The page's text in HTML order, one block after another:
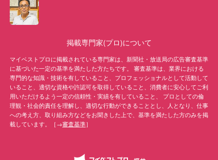
掲載専門家(プロ)について
マイベストプロに掲載されている専門家は、新聞社・放送局の広告審査基準
に基づいた一定の基準を満たした方たちです。 審査基準は、業界における
専門的な知識・技術を有していること、プロフェッショナルとして活動して
いること、適切な資格や許認可を取得していること、消費者に安心してご利
用いただけるよう一定の信頼性・実績を有していること、 プロとしての倫
理観・社会的責任を理解し、適切な行動ができることとし、人となり、仕事
への考え方、取り組み方などをお聞きした上で、基準を満たした方のみを掲
載しています。［→審査基準］